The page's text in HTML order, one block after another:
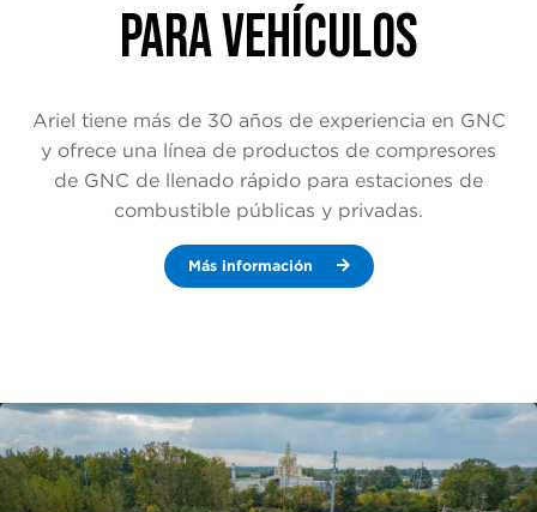
PARA VEHÍCULOS
Ariel tiene más de 30 años de experiencia en GNC
y ofrece una línea de productos de compresores
de GNC de llenado rápido para estaciones de
combustible públicas y privadas.
Más información